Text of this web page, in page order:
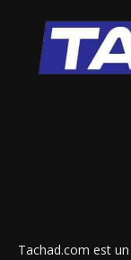
Tachad.com est